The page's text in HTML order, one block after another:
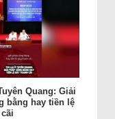
Quang: Giải
bằng hay tiền lệ